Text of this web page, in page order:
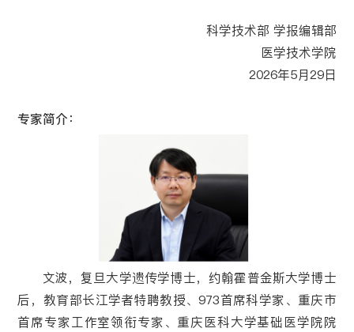
科学技术部 学报编辑部
医学技术学院
2026年5月29日
专家简介：
文波，复旦大学遗传学博士，约翰霍普金斯大学博士
后，教育部长江学者特聘教授、973首席科学家、重庆市
首席专家工作室领衔专家、重庆医科大学基础医学院院